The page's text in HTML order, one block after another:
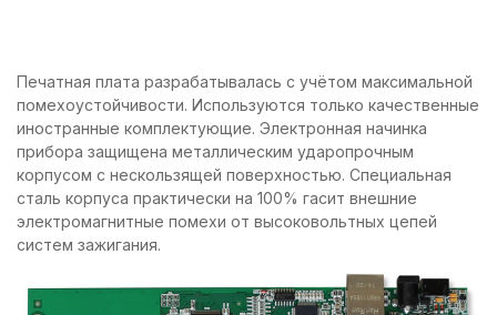
Печатная плата разрабатывалась с учётом максимальной
помехоустойчивости. Используются только качественные
иностранные комплектующие. Электронная начинка
прибора защищена металлическим ударопрочным
корпусом с нескользящей поверхностью. Специальная
сталь корпуса практически на 100% гасит внешние
электромагнитные помехи от высоковольтных цепей
систем зажигания.